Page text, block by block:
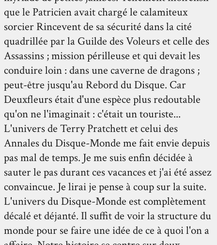
que le Patricien avait chargé le calamiteux
sorcier Rincevent de sa sécurité dans la cité
quadrillée par la Guilde des Voleurs et celle des
Assassins ; mission périlleuse et qui devait les
conduire loin : dans une caverne de dragons ;
peut-être jusqu'au Rebord du Disque. Car
Deuxfleurs était d'une espèce plus redoutable
qu'on ne l'imaginait : c'était un touriste...
L'univers de Terry Pratchett et celui des
Annales du Disque-Monde me fait envie depuis
pas mal de temps. Je me suis enfin décidée à
sauter le pas durant ces vacances et j'ai été assez
convaincue. Je lirai je pense à coup sur la suite.
L'univers du Disque-Monde est complètement
décalé et déjanté. Il suffit de voir la structure du
monde pour se faire une idée de ce à quoi l'on a